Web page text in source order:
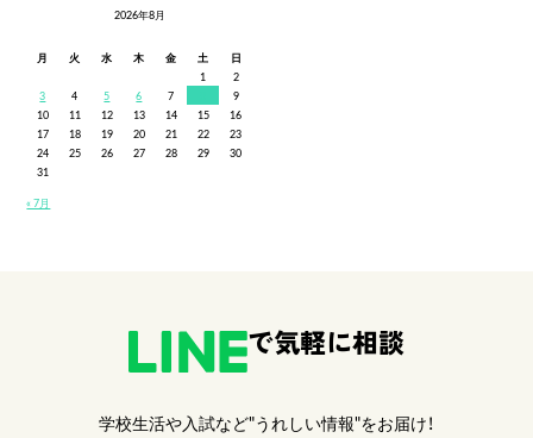
2026年8月
月 火 水 木 金 土
日
1
2
3
4 5 6 7
9
10
11 12 13 14 15
16
17
18 19 20 21 22
23
24
25 26 27 28 29
30
31
« 7月
で気軽に相談
学校生活や入試など"うれしい情報"をお届け！